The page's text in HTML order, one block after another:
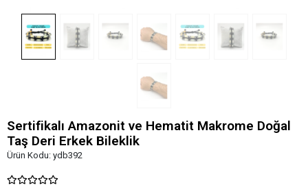
Sertifikalı Amazonit ve Hematit Makrome Doğal
Taş Deri Erkek Bileklik
Ürün Kodu: ydb392